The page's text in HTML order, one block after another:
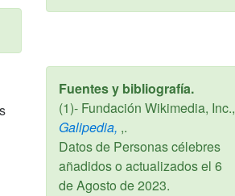
Fuentes y bibliografía.
(1)- Fundación Wikimedia, Inc.,
Galipedia, ,.
Datos de Personas célebres
añadidos o actualizados el 6
de Agosto de 2023.